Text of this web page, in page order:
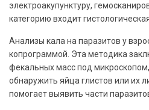
электроакупунктуру,
категорию входит
Анализы кала на паразитов у
копрограммой. Эта методика
фекальных масс под
обнаружить яйца глистов или их
помогает выявить части